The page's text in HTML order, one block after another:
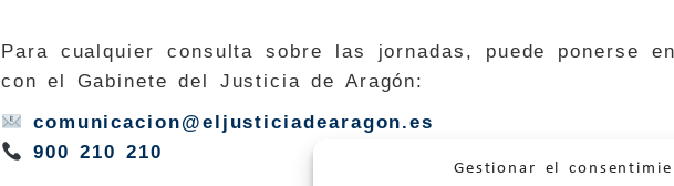
Gestionar el
Para cualquier consulta sobre las jornadas, puede ponerse
con el Gabinete del Justicia de Aragón:
comunicacion@eljusticiadearagon.es
900 210 210